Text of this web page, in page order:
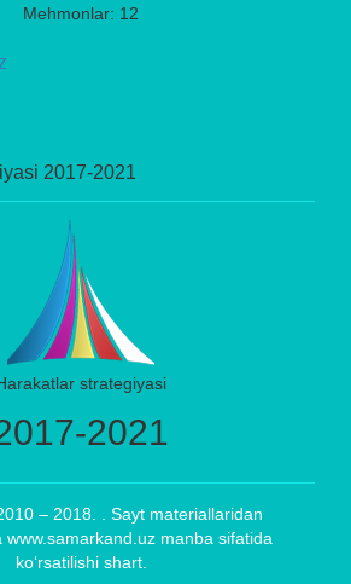
Mehmonlar: 12
2017-2021
strategiyasi
2021
– 2018. . Sayt materiallaridan
www.samarkand.uz manba sifatida
ko‘rsatilishi shart.